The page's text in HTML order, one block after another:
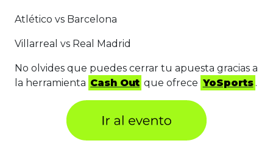
Atlético vs Barcelona
Villarreal vs Real Madrid
No olvides que puedes cerrar tu apuesta gracias a
la herramienta Cash Out que ofrece YoSports .